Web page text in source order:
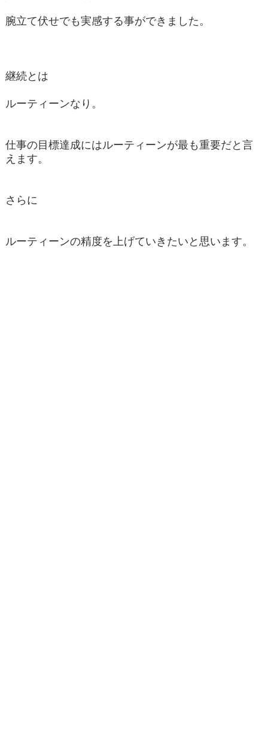
腕立て伏せでも実感する事ができました。
継続とは
ルーティーンなり。
仕事の目標達成にはルーティーンが最も重要だと言
えます。
さらに
ルーティーンの精度を上げていきたいと思います。